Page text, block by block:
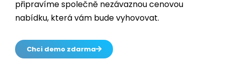
Chci demo zdarma